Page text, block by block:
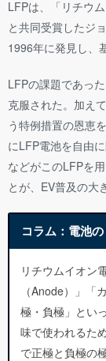
LFPは、「リチウ
と共同受賞したジ
1996年に発見し、
LFPの課題であっ
克服された。加え
う特例措置の恩恵
にLFP電池を自由
などがこのLFPを
とが、EV普及の大
コラム：電池
リチウムイオン
（Anode）」「
極・負極」とい
味で使われるた
で正極と負極の